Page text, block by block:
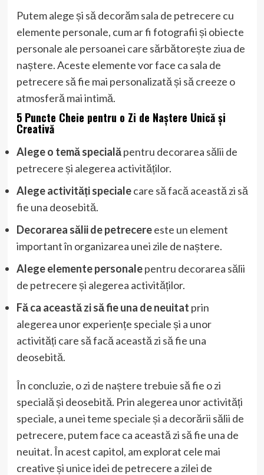
Putem alege și să decorăm sala de petrecere cu
elemente personale, cum ar fi fotografii și obiecte
personale ale persoanei care sărbătorește ziua de
naștere. Aceste elemente vor face ca sala de
petrecere să fie mai personalizată și să creeze o
atmosferă mai intimă.
5 Puncte Cheie pentru o Zi de Naștere Unică și
Creativă
Alege o temă specialăpentru decorarea sălii de
petrecere și alegerea activităților.
Alege activități specialecare să facă această zi să
fie una deosebită.
Decorarea sălii de petrecereeste un element
important în organizarea unei zile de naștere.
Alege elemente personalepentru decorarea sălii
de petrecere și alegerea activităților.
Fă ca această zi să fie una de neuitat prin
alegerea unor experiențe speciale și a unor
activități care să facă această zi să fie una
deosebită.
În concluzie, o zi de naștere trebuie să fie o zi
specială și deosebită. Prin alegerea unor activități
speciale, a unei teme speciale și a decorării sălii de
petrecere, putem face ca această zi să fie una de
neuitat. În acest capitol, am explorat cele mai
creative și unice idei de petrecere a zilei de